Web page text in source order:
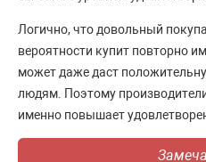
Логично, что довольный
вероятности купит повторно
может даже даст
людям. Поэтому
именно повышает